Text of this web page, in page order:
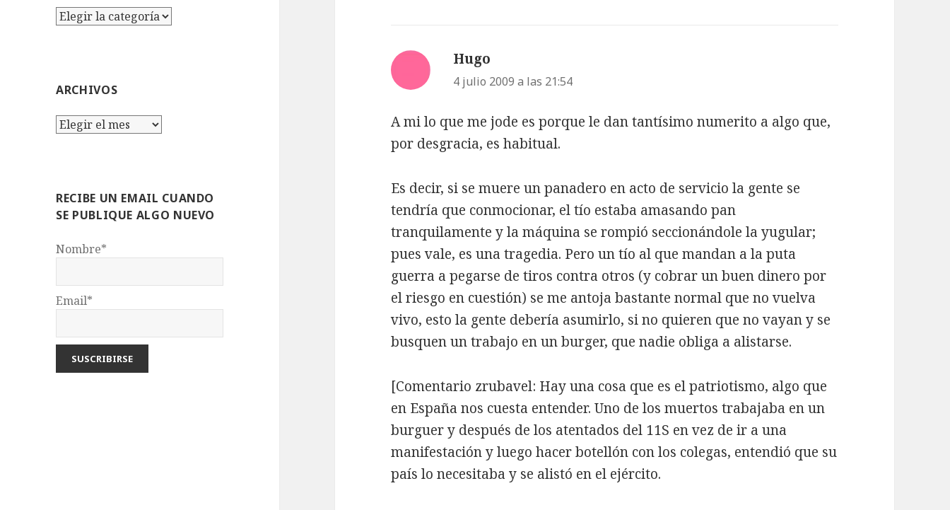
Categorías
ARCHIVOS
Archivos
RECIBE UN EMAIL CUANDO
SE PUBLIQUE ALGO NUEVO
Nombre*
Email*
Hugo
4 julio 2009 a las 21:54
A mi lo que me jode es porque le dan tantísimo numerito a algo que,
por desgracia, es habitual.
Es decir, si se muere un panadero en acto de servicio la gente se
tendría que conmocionar, el tío estaba amasando pan
tranquilamente y la máquina se rompió seccionándole la yugular;
pues vale, es una tragedia. Pero un tío al que mandan a la puta
guerra a pegarse de tiros contra otros (y cobrar un buen dinero por
el riesgo en cuestión) se me antoja bastante normal que no vuelva
vivo, esto la gente debería asumirlo, si no quieren que no vayan y se
busquen un trabajo en un burger, que nadie obliga a alistarse.
[Comentario zrubavel: Hay una cosa que es el patriotismo, algo que
en España nos cuesta entender. Uno de los muertos trabajaba en un
burguer y después de los atentados del 11S en vez de ir a una
manifestación y luego hacer botellón con los colegas, entendió que su
país lo necesitaba y se alistó en el ejército.